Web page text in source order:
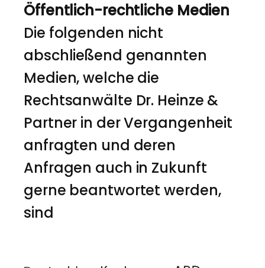
Öffentlich-rechtliche Medien
Die folgenden nicht
abschließend genannten
Medien, welche die
Rechtsanwälte Dr. Heinze &
Partner in der Vergangenheit
anfragten und deren
Anfragen auch in Zukunft
gerne beantwortet werden,
sind